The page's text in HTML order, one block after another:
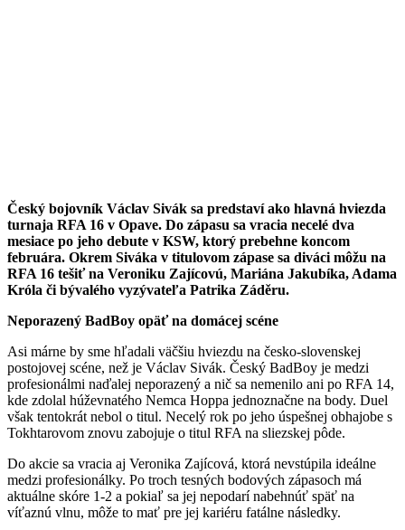
Český bojovník Václav Sivák sa predstaví ako hlavná hviezda
turnaja RFA 16 v Opave. Do zápasu sa vracia necelé dva
mesiace po jeho debute v KSW, ktorý prebehne koncom
februára. Okrem Siváka v titulovom zápase sa diváci môžu na
RFA 16 tešiť na Veroniku Zajícovú, Mariána Jakubíka, Adama
Króla či bývalého vyzývateľa Patrika Záděru.
Neporazený BadBoy opäť na domácej scéne
Asi márne by sme hľadali väčšiu hviezdu na česko-slovenskej
postojovej scéne, než je Václav Sivák. Český BadBoy je medzi
profesionálmi naďalej neporazený a nič sa nemenilo ani po RFA 14,
kde zdolal húževnatého Nemca Hoppa jednoznačne na body. Duel
však tentokrát nebol o titul. Necelý rok po jeho úspešnej obhajobe s
Tokhtarovom znovu zabojuje o titul RFA na sliezskej pôde.
Do akcie sa vracia aj Veronika Zajícová, ktorá nevstúpila ideálne
medzi profesionálky. Po troch tesných bodových zápasoch má
aktuálne skóre 1-2 a pokiaľ sa jej nepodarí nabehnúť späť na
víťaznú vlnu, môže to mať pre jej kariéru fatálne následky.